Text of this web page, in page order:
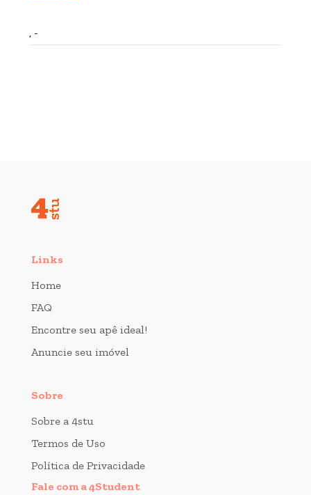
, -
Links
Home
FAQ
Encontre seu apê ideal!
Anuncie seu imóvel
Sobre
Sobre a 4stu
Termos de Uso
Política de Privacidade
Fale com a 4Student